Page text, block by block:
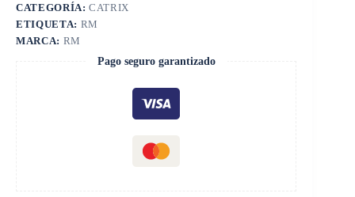
CATEGORÍA:CATRIX
ETIQUETA: RM
MARCA: RM
Pago seguro garantizado